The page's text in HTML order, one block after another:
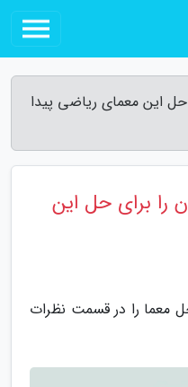
حل این معمای ریاضی پیدا
را برای حل این
معما را در قسمت نظرات